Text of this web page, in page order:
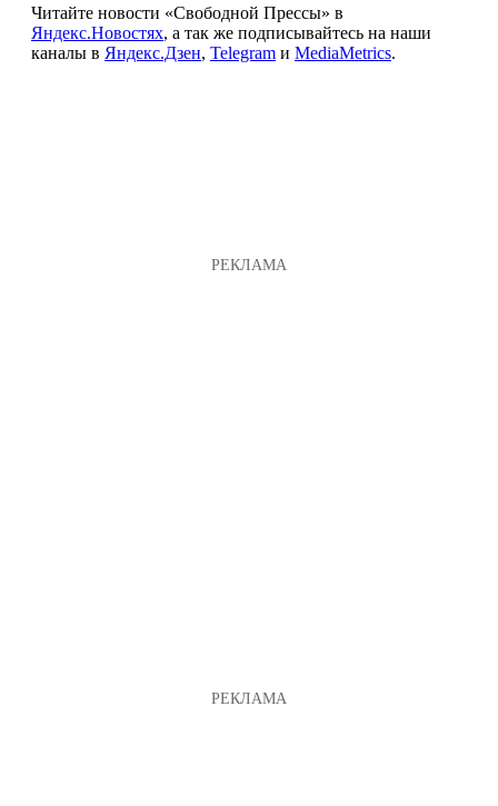
Читайте новости «Свободной Прессы» в
Яндекс.Новостях, а так же подписывайтесь на наши
каналы в Яндекс.Дзен, Telegram и MediaMetrics.